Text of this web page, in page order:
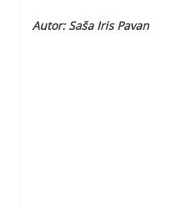
Autor: Saša Iris Pavan